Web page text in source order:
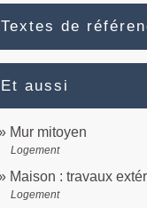
Textes de
Et aussi
Mur mitoyen
Logement
Maison : travaux
Logement